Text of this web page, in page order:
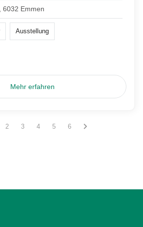
6032 Emmen
Ausstellung
Mehr erfahren
sur la page
Vous êtes sur la page
2 Vous êtes sur la page
3 Vous êtes sur la page
4 Vous êtes sur la page
5 Vous êtes sur la page
6